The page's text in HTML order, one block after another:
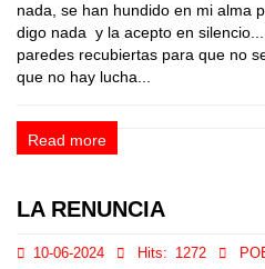
nada, se han hundido en mi
digo nada y la acepto en
paredes recubiertas para que no
que no hay lucha...
Read more
LA RENUNCIA
10-06-2024 Hits: 1272